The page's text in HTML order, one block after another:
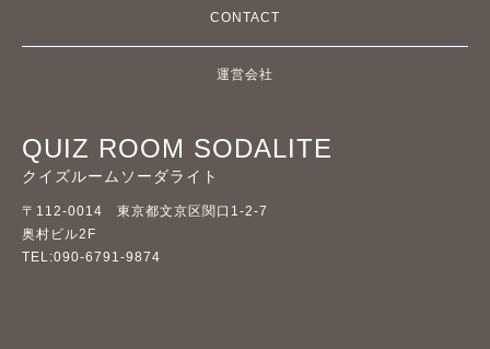
CONTACT
運営会社
QUIZ ROOM SODALITE
クイズルームソーダライト
〒112-0014 東京都文京区関口1-2-7
奥村ビル2F
TEL:090-6791-9874